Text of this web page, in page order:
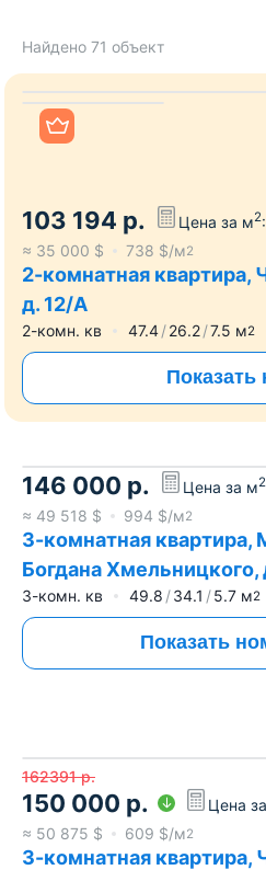
Найдено 71 объект
103 194 р. Цена за м2:
≈ 35 000 $ 738 $/м2
2-комнатная квартира,
д. 12/А
2-комн. кв 47.4 26.2 7.5 м2
Показать
146 000 р. Цена за м2
≈ 49 518 $ 994 $/м2
3-комнатная квартира,
Богдана Хмельницкого,
3-комн. кв 49.8 34.1 5.7 м2
Показать
162391 р.
150 000 р. Цена
≈ 50 875 $ 609 $/м2
3-комнатная квартира,